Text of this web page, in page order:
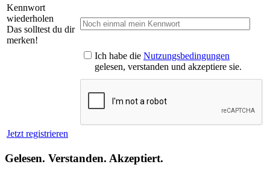
Kennwort
wiederholen
Das solltest du dir
merken!
Ich habe die Nutzungsbedingungen
gelesen, verstanden und akzeptiere sie.
Jetzt registrieren
Gelesen. Verstanden. Akzeptiert.